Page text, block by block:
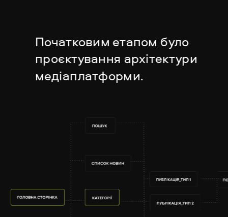
Початковим етапом було
проєктування архітектури
медіаплатформи.